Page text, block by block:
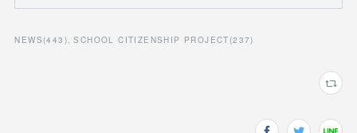
NEWS (443 ) SCHOOL CITIZENSHIP PROJECT (237)